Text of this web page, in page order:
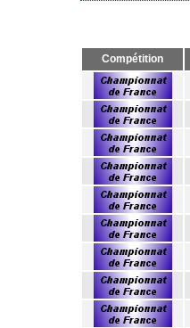
Compétition